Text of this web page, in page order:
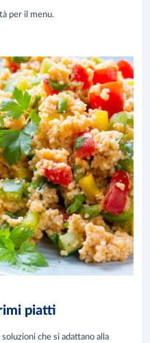
per il menu.
piatti
che si adattano alla